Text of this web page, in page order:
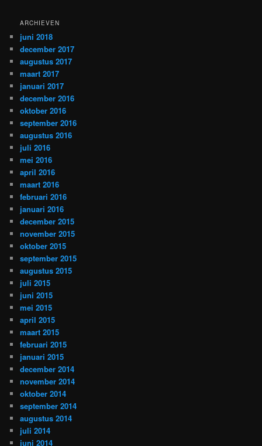
ARCHIEVEN
juni 2018
december 2017
augustus 2017
maart 2017
januari 2017
december 2016
oktober 2016
september 2016
augustus 2016
juli 2016
mei 2016
april 2016
maart 2016
februari 2016
januari 2016
december 2015
november 2015
oktober 2015
september 2015
augustus 2015
juli 2015
juni 2015
mei 2015
april 2015
maart 2015
februari 2015
januari 2015
december 2014
november 2014
oktober 2014
september 2014
augustus 2014
juli 2014
juni 2014